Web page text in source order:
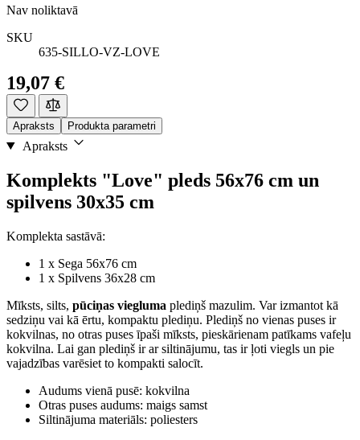
Nav noliktavā
SKU
635-SILLO-VZ-LOVE
19,07 €
Apraksts Produkta parametri
Apraksts
Komplekts "Love" pleds 56x76 cm un
spilvens 30x35 cm
Komplekta sastāvā:
1 x Sega 56x76 cm
1 x Spilvens 36x28 cm
Mīksts, silts, pūciņas viegluma plediņš mazulim. Var izmantot kā
sedziņu vai kā ērtu, kompaktu plediņu. Plediņš no vienas puses ir
kokvilnas, no otras puses īpaši mīksts, pieskārienam patīkams vafeļu
kokvilna. Lai gan plediņš ir ar siltinājumu, tas ir ļoti viegls un pie
vajadzības varēsiet to kompakti salocīt.
Audums vienā pusē: kokvilna
Otras puses audums: maigs samst
Siltinājuma materiāls: poliesters